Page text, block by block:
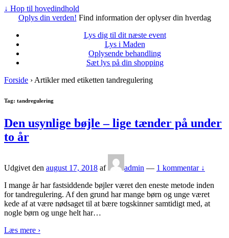
↓ Hop til hovedindhold
Oplys din verden! Find information der oplyser din hverdag
Lys dig til dit næste event
Lys i Maden
Oplysende behandling
Sæt lys på din shopping
Forside › Artikler med etiketten tandregulering
Tag: tandregulering
Den usynlige bøjle – lige tænder på under
to år
Udgivet den august 17, 2018 af admin — 1 kommentar ↓
I mange år har fastsiddende bøjler været den eneste metode inden
for tandregulering. Af den grund har mange børn og unge været
kede af at være nødsaget til at bære togskinner samtidigt med, at
nogle børn og unge helt har…
Læs mere ›